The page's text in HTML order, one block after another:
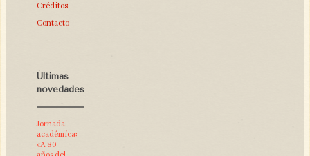
Créditos
Contacto
Últimas
novedades
Jornada
académica:
«A 80